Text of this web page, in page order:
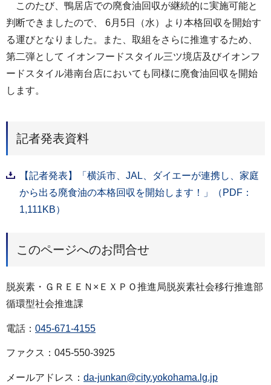
このたび、鴨居店での廃食油回収が継続的に実施可能と
判断できましたので、 6月5日（水）より本格回収を開始す
る運びとなりました。また、取組をさらに推進するため、
第二弾として イオンフードスタイル三ツ境店及びイオンフ
ードスタイル港南台店においても同様に廃食油回収を開始
します。
記者発表資料
【記者発表】「横浜市、JAL、ダイエーが連携し、家庭
から出る廃食油の本格回収を開始します！」（PDF：
1,111KB）
このページへのお問合せ
脱炭素・ＧＲＥＥＮ×ＥＸＰＯ推進局脱炭素社会移行推進部
循環型社会推進課
電話： 045-671-4155
ファクス：045-550-3925
メールアドレス： da-junkan@city.yokohama.lg.jp